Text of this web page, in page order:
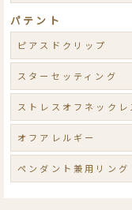
パテント
ピアスドクリップ
スターセッティング
ストレスオフネックレ
オフアレルギー
ペンダント兼用リング